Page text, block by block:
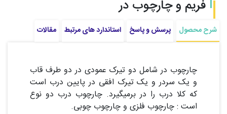
فریم و چارچوب در
شرح محصول پرسش و پاسخ استاندارد های مرتبط مقالات
چارچوب در شامل دو تیرک عمودی در دو طرف قاب
و یک سردر و یک تیرک افقی در پایین درب است
که کلا درب را در برمیگیرد. چارچوب درب دو نوع
است : چارچوب فلزی و چارچوب چوبی.